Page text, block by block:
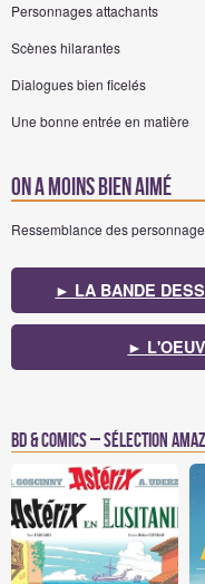
Personnages attachants
Scènes hilarantes
Dialogues bien ficelés
Une bonne entrée en matière
On a moins bien aimé
Ressemblance des
► LA BANDE
►
BD & Comics – Sélection